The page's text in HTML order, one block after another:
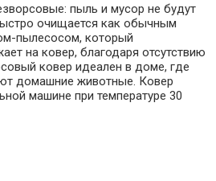
пыль и мусор не будут
очищается как обычным
пылесосом, который
на ковер, благодаря отсутствию
ковер идеален в доме, где
домашние животные. Ковер
машине при температуре 30